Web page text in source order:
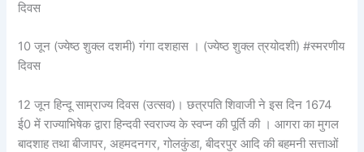
दिवस
10 जून (ज्येष्ठ शुक्ल दशमी) गंगा दशहास । (ज्येष्ठ शुक्ल त्रयोदशी) #स्मरणीय
दिवस
12 जून हिन्दू साम्राज्य दिवस (उत्सव)। छत्रपति शिवाजी ने इस दिन 1674
ई0 में राज्याभिषेक द्वारा हिन्दवी स्वराज्य के स्वप्न की पूर्ति की । आगरा का मुगल
बादशाह तथा बीजापर, अहमदनगर, गोलकुंडा, बीदरपुर आदि की बहमनी सत्ताओं